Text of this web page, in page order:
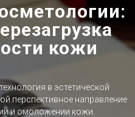
кожи
в эстетической
перспективное направление
и омоложении кожи.